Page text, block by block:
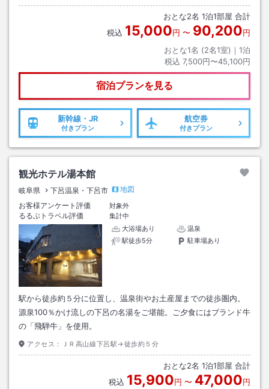
おとな2名 1泊1部屋 合計
税込 15,000円 〜 90,200円
おとな1名 (2名1室)｜ 1泊
税込 7,500円〜45,100円
宿泊プランを見る
新幹線・JR
付きプラン
航空券
付きプラン
観光ホテル湯本館
岐阜県 下呂温泉・下呂市
地図
お客様アンケート評価
対象外
るるぶトラベル評価
集計中
大浴場あり
温泉
駅徒歩5分
駐車場あり
駅から徒歩約５分に位置し、温泉街やお土産屋までの徒歩圏内。
源泉100％かけ流しの下呂の名湯をご堪能。ご夕食にはブランド牛
の「飛騨牛」を使用。
アクセス： ＪＲ高山線下呂駅→徒歩約５分
おとな2名 1泊1部屋 合計
税込 15,900円 〜 47,000円